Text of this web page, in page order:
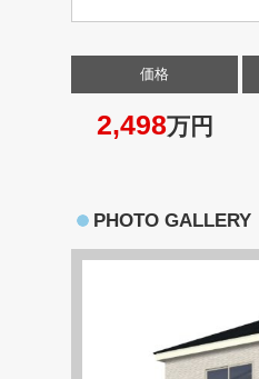
価格
2,498万円
PHOTO GALLERY